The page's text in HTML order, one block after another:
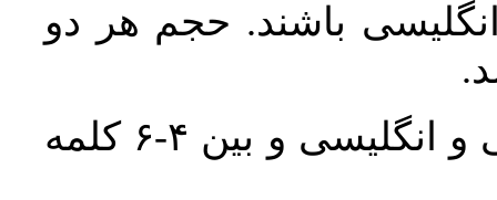
باشند. حجم هر دو
واژگان کلیدی بلافاصله پس از چکیده فارسی و انگلیسی و بین ۴-۶ کلمه